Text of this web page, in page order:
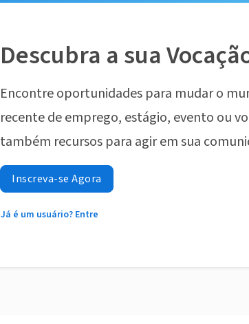
Descubra a sua
Encontre oportunidades para mudar o
recente de emprego, estágio, evento ou
também recursos para agir em sua
Inscreva-se Agora
Já é um usuário? Entre